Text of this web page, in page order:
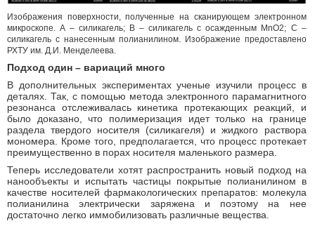
Изображения поверхности, полученные на сканирующем электронном
микроскопе. А – силикагель; B – силикагель с осажденным MnO2; С –
силикагель с нанесенным полианилином. Изображение предоставлено
РХТУ им. Д.И. Менделеева.
Подход один – вариаций много
В дополнительных экспериментах ученые изучили процесс в
деталях. Так, с помощью метода электронного парамагнитного
резонанса отслеживалась кинетика протекающих реакций, и
было доказано, что полимеризация идет только на границе
раздела твердого носителя (силикагеля) и жидкого раствора
мономера. Кроме того, предполагается, что процесс протекает
преимущественно в порах носителя маленького размера.
Теперь исследователи хотят распространить новый подход на
нанообъекты и испытать частицы покрытые полианилином в
качестве носителей фармакологических препаратов: молекула
полианилина электрически заряжена и поэтому на нее
достаточно легко иммобилизовать различные вещества.